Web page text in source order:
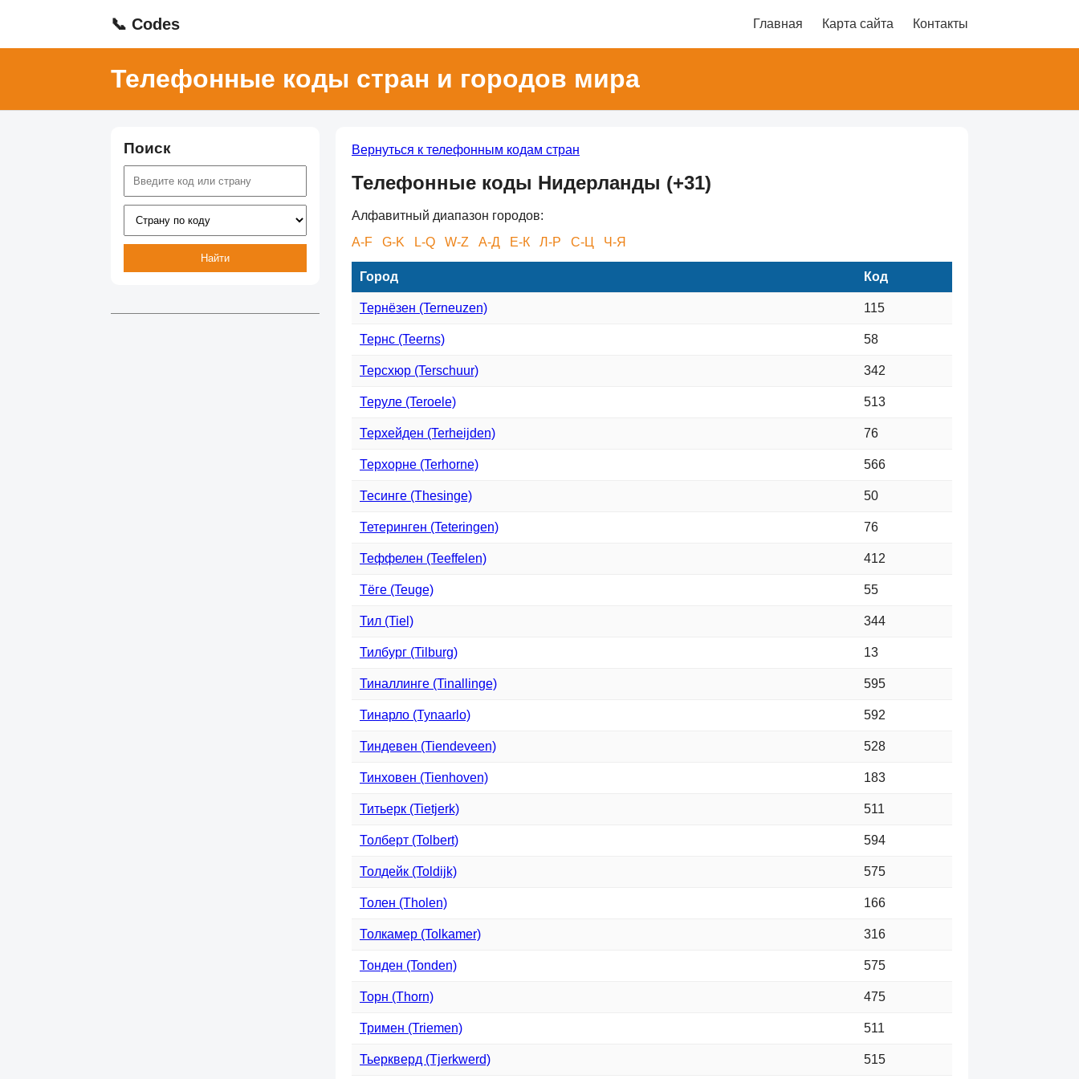
📞 Codes Главная Карта сайта Контакты
Телефонные коды стран и городов мира
Поиск
Найти
Вернуться к телефонным кодам стран
Телефонные коды Нидерланды (+31)
Алфавитный диапазон городов:
A-F
G-K L-Q W-Z А-Д Е-К Л-Р С-Ц Ч-Я
Город Код
Тернёзен (Terneuzen) 115
Тернс (Teerns) 58
Терсхюр (Terschuur) 342
Теруле (Teroele) 513
Терхейден (Terheijden) 76
Терхорне (Terhorne) 566
Тесинге (Thesinge) 50
Тетеринген (Teteringen) 76
Теффелен (Teeffelen) 412
Тёге (Teuge) 55
Тил (Tiel) 344
Тилбург (Tilburg) 13
Тиналлинге (Tinallinge) 595
Тинарло (Tynaarlo) 592
Тиндевен (Tiendeveen) 528
Тинховен (Tienhoven) 183
Титьерк (Tietjerk) 511
Толберт (Tolbert) 594
Толдейк (Toldijk) 575
Толен (Tholen) 166
Толкамер (Tolkamer) 316
Тонден (Tonden) 575
Торн (Thorn) 475
Тримен (Triemen) 511
Тьеркверд (Tjerkwerd) 515